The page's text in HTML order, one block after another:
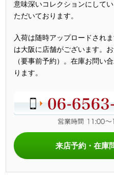
意味深いコレクションにして
ただいております。
入荷は随時アップロードされ
は大阪に店舗がございます。
（要事前予約）。在庫お問い
ります。
来店予約・在庫